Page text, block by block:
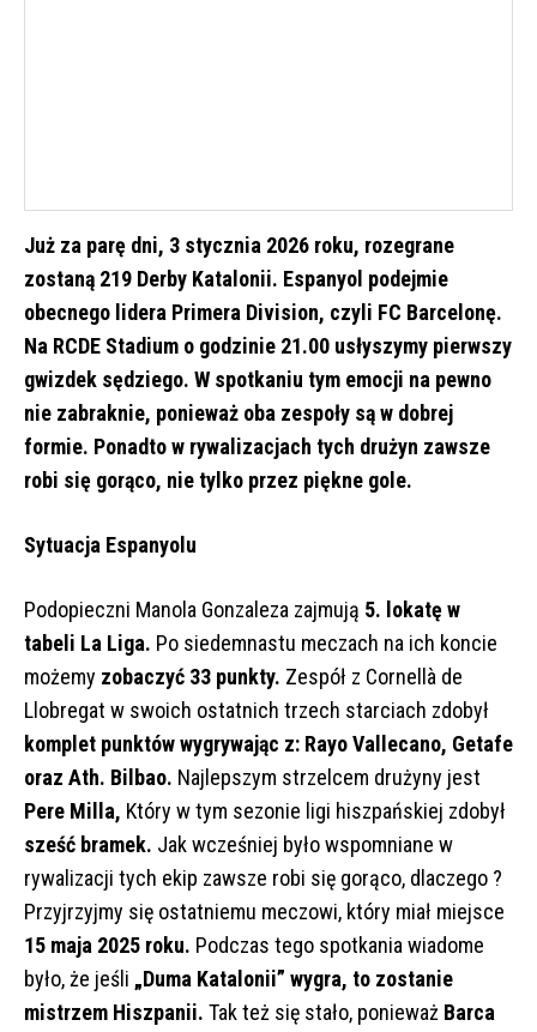
Już za parę dni, 3 stycznia 2026 roku, rozegrane
zostaną 219 Derby Katalonii. Espanyol podejmie
obecnego lidera Primera Division, czyli FC Barcelonę.
Na RCDE Stadium o godzinie 21.00 usłyszymy pierwszy
gwizdek sędziego. W spotkaniu tym emocji na pewno
nie zabraknie, ponieważ oba zespoły są w dobrej
formie. Ponadto w rywalizacjach tych drużyn zawsze
robi się gorąco, nie tylko przez piękne gole.
Sytuacja Espanyolu
Podopieczni Manola Gonzaleza zajmują 5. lokatę w
tabeli La Liga. Po siedemnastu meczach na ich koncie
możemy zobaczyć 33 punkty. Zespół z Cornellà de
Llobregat w swoich ostatnich trzech starciach zdobył
komplet punktów wygrywając z: Rayo Vallecano, Getafe
oraz Ath. Bilbao. Najlepszym strzelcem drużyny jest
Pere Milla, Który w tym sezonie ligi hiszpańskiej zdobył
sześć bramek. Jak wcześniej było wspomniane w
rywalizacji tych ekip zawsze robi się gorąco, dlaczego ?
Przyjrzyjmy się ostatniemu meczowi, który miał miejsce
15 maja 2025 roku. Podczas tego spotkania wiadome
było, że jeśli „Duma Katalonii” wygra, to zostanie
mistrzem Hiszpanii. Tak też się stało, ponieważ Barca